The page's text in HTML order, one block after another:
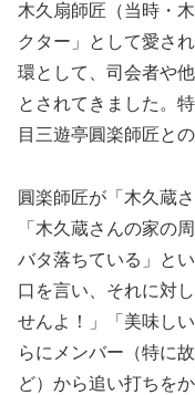
木久扇師匠（当時・
クター」として愛さ
環として、司会者や
とされてきました。
目三遊亭圓楽師匠と
圓楽師匠が「木久蔵
「木久蔵さんの家の
バタ落ちている」と
口を言い、それに対
せんよ！」「美味し
らにメンバー（特に
ど）から追い打ちを